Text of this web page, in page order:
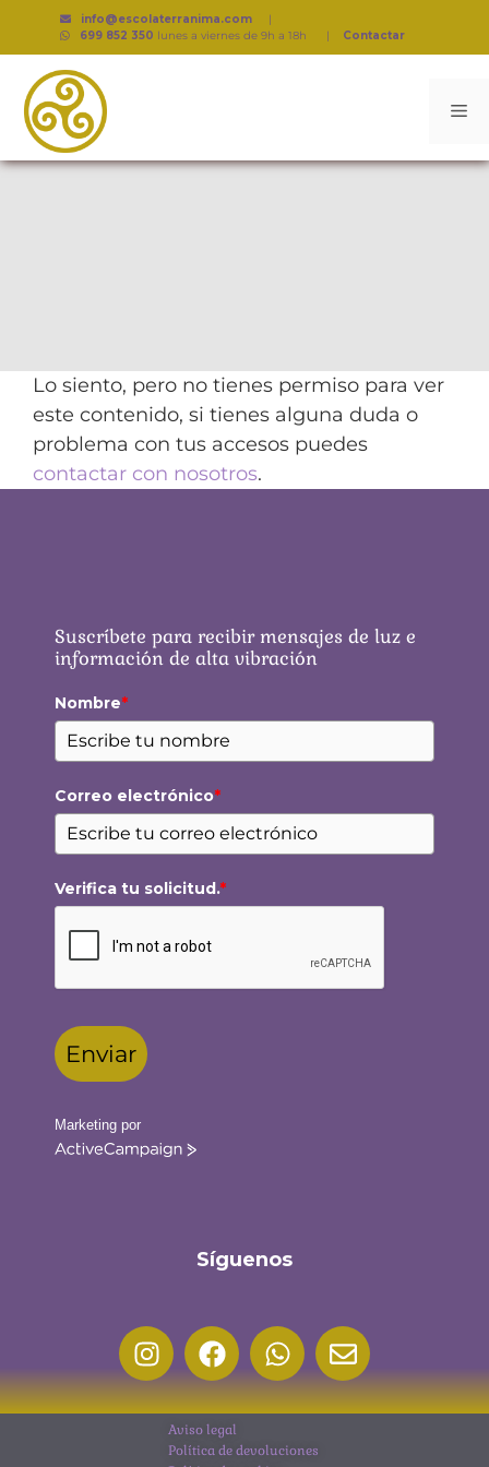
info@escolaterranima.com |
699 852 350 lunes a viernes de 9h a 18h | Contactar
Lo siento, pero no tienes permiso para ver
este contenido, si tienes alguna duda o
problema con tus accesos puedes
contactar con nosotros.
Suscríbete para recibir mensajes de luz e
información de alta vibración
Nombre*
Correo electrónico*
Verifica tu solicitud.*
Enviar
Marketing por
ActiveCampaign
Síguenos
Aviso legal
Política de devoluciones